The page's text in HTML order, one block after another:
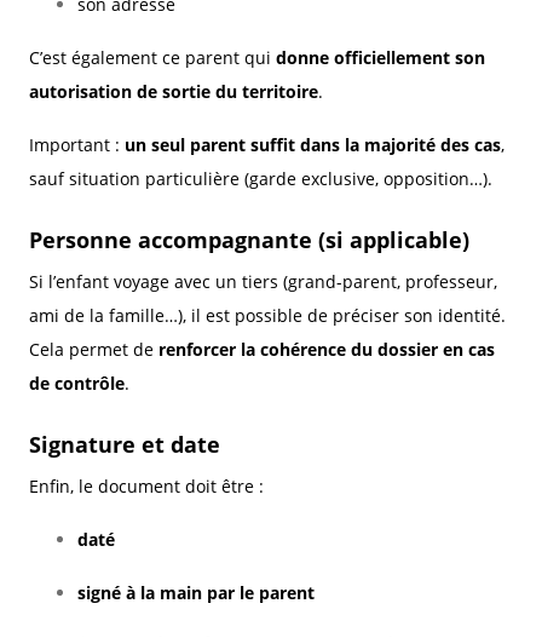
C’est également ce parent qui donne officiellement son
autorisation de sortie du territoire.
Important : un seul parent suffit dans la majorité des cas,
sauf situation particulière (garde exclusive, opposition…).
Personne accompagnante (si applicable)
Si l’enfant voyage avec un tiers (grand-parent, professeur,
ami de la famille…), il est possible de préciser son identité.
Cela permet de renforcer la cohérence du dossier en cas
de contrôle.
Signature et date
Enfin, le document doit être :
daté
signé à la main par le parent